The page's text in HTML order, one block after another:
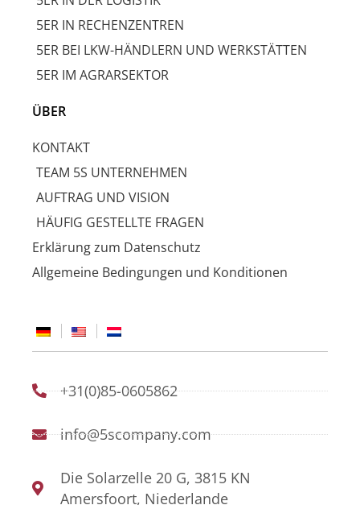
5ER IN RECHENZENTREN
5ER BEI LKW-HÄNDLERN UND WERKSTÄTTEN
5ER IM AGRARSEKTOR
ÜBER
KONTAKT
TEAM 5S UNTERNEHMEN
AUFTRAG UND VISION
HÄUFIG GESTELLTE FRAGEN
Erklärung zum Datenschutz
Allgemeine Bedingungen und Konditionen
+31(0)85-0605862
info@5scompany.com
Die Solarzelle 20 G, 3815 KN
Amersfoort, Niederlande